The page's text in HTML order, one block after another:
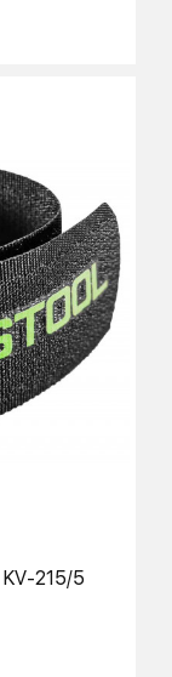
KV-215/5